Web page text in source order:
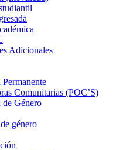
Adicionales
Comunitarias (POC’S)
de Género
género